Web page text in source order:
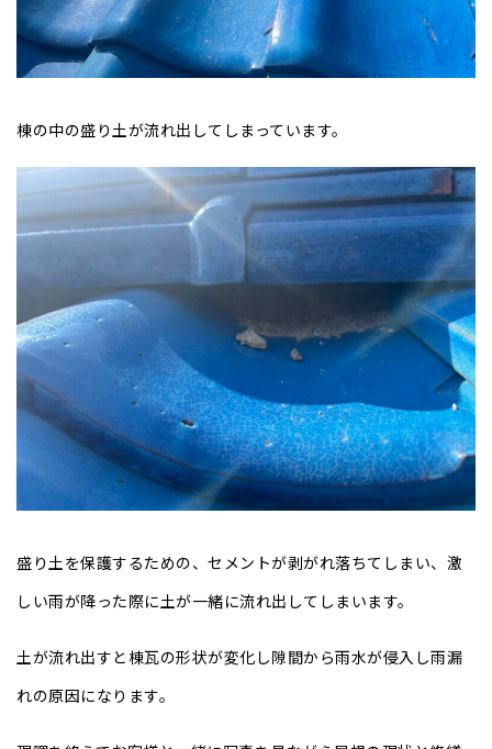
棟の中の盛り土が流れ出してしまっています。
盛り土を保護するための、セメントが剥がれ落ちてしまい、激
しい雨が降った際に土が一緒に流れ出してしまいます。
土が流れ出すと棟瓦の形状が変化し隙間から雨水が侵入し雨漏
れの原因になります。